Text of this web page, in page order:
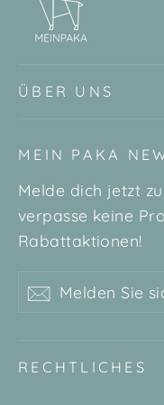
ÜBER UNS
MEIN PAKA
Melde dich jetzt
verpasse keine
Rabattaktionen!
Sie
unsere
Abonnieren
RECHTLICHES